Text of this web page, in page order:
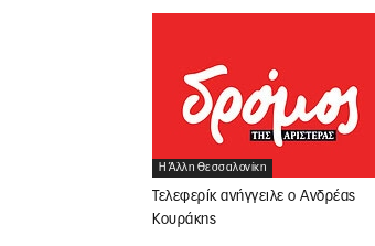
Η Άλλη Θεσσαλονίκη
Τελεφερίκ ανήγγειλε ο Ανδρέας
Κουράκης